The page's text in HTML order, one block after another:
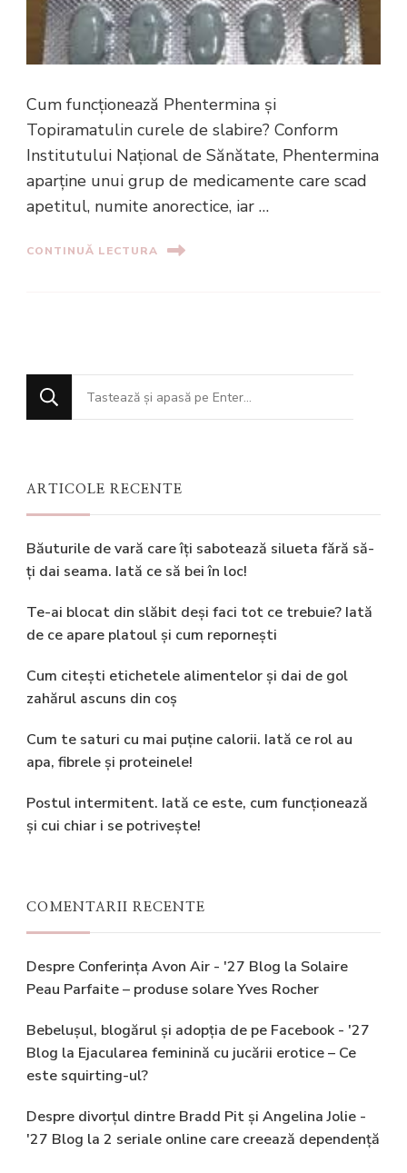
Cum funcționează Phentermina și
Topiramatulin curele de slabire? Conform
Institutului Național de Sănătate, Phentermina
aparține unui grup de medicamente care scad
apetitul, numite anorectice, iar …
CONTINUĂ LECTURA
Cauți
ceva?
ARTICOLE RECENTE
Băuturile de vară care îți sabotează silueta fără să-
ți dai seama. Iată ce să bei în loc!
Te-ai blocat din slăbit deși faci tot ce trebuie? Iată
de ce apare platoul și cum repornești
Cum citești etichetele alimentelor și dai de gol
zahărul ascuns din coș
Cum te saturi cu mai puține calorii. Iată ce rol au
apa, fibrele și proteinele!
Postul intermitent. Iată ce este, cum funcționează
și cui chiar i se potrivește!
COMENTARII RECENTE
Despre Conferința Avon Air - '27 Blog la Solaire
Peau Parfaite – produse solare Yves Rocher
Bebelușul, blogărul și adopția de pe Facebook - '27
Blog la Ejacularea feminină cu jucării erotice – Ce
este squirting-ul?
Despre divorțul dintre Bradd Pit și Angelina Jolie -
'27 Blog la 2 seriale online care creează dependență